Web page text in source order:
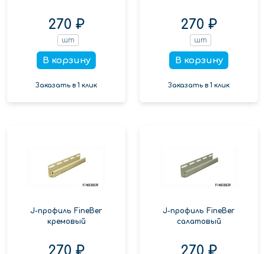
270 ₽
шт
В корзину
Заказать в 1 клик
270 ₽
шт
В корзину
Заказать в 1 клик
J-профиль FineBer
кремовый
270 ₽
J-профиль FineBer
салатовый
270 ₽